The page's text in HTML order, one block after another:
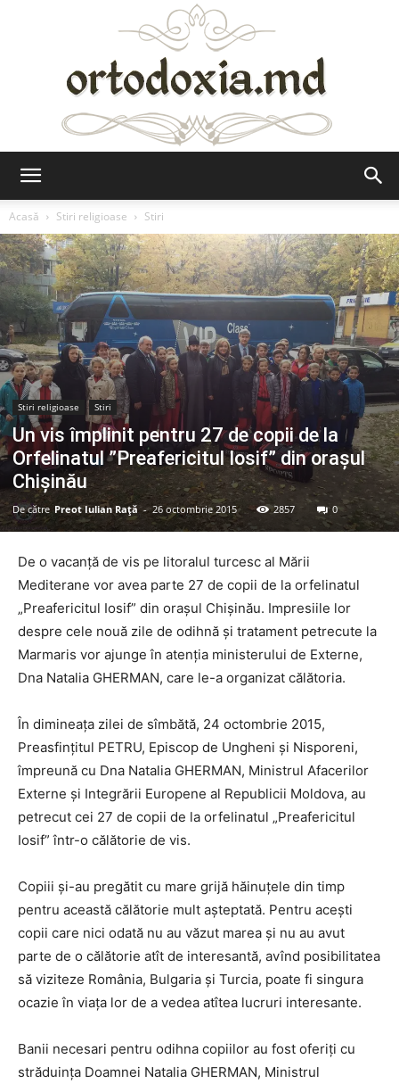
Acasă
Stiri religioase Stiri
Stiri religioase Stiri
Un vis împlinit pentru 27 de copii de la
Orfelinatul ”Preafericitul Iosif” din oraşul
Chişinău
De către Preot Iulian Raţă - 26 octombrie 2015 2857 0
De o vacanţă de vis pe litoralul turcesc al Mării
Mediterane vor avea parte 27 de copii de la orfelinatul
„Preafericitul Iosif” din oraşul Chişinău. Impresiile lor
despre cele nouă zile de odihnă şi tratament petrecute la
Marmaris vor ajunge în atenţia ministerului de Externe,
Dna Natalia GHERMAN, care le-a organizat călătoria.
În dimineaţa zilei de sîmbătă, 24 octombrie 2015,
Preasfinţitul PETRU, Episcop de Ungheni şi Nisporeni,
împreună cu Dna Natalia GHERMAN, Ministrul Afacerilor
Externe şi Integrării Europene al Republicii Moldova, au
petrecut cei 27 de copii de la orfelinatul „Preafericitul
Iosif” într-o călătorie de vis.
Copiii şi-au pregătit cu mare grijă hăinuţele din timp
pentru această călătorie mult aşteptată. Pentru aceşti
copii care nici odată nu au văzut marea şi nu au avut
parte de o călătorie atît de interesantă, avînd posibilitatea
să viziteze România, Bulgaria şi Turcia, poate fi singura
ocazie în viaţa lor de a vedea atîtea lucruri interesante.
Banii necesari pentru odihna copiilor au fost oferiţi cu
străduinţa Doamnei Natalia GHERMAN, Ministrul